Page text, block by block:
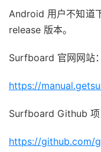
Android 用户不知道
release 版本。
Surfboard 官网网站：
https://
Surfboard Github 项
https://github.com/